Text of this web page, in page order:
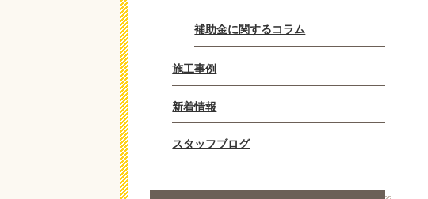
補助金に関するコラム
施工事例
新着情報
スタッフブログ